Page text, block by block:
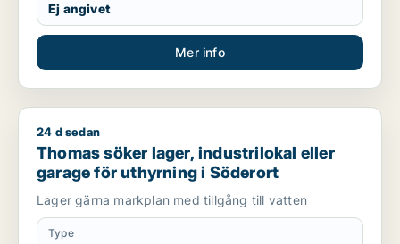
Ej angivet
Mer info
Thomas söker lager, industrilokal eller garage för uthyrning
24 d sedan
Thomas söker lager, industrilokal eller
garage för uthyrning i Söderort
Lager gärna markplan med tillgång till vatten
Type